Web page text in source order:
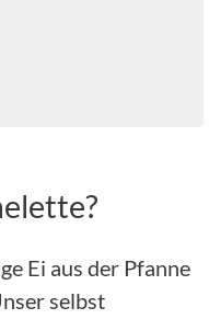
Ei aus der Pfanne
selbst